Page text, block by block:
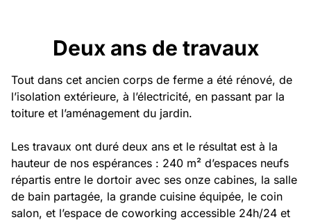
Privatisation
🇬🇧 English version
Deux ans de travaux
Tout dans cet ancien corps de ferme a été rénové, de
l’isolation extérieure, à l’électricité, en passant par la
toiture et l’aménagement du jardin.
Les travaux ont duré deux ans et le résultat est à la
hauteur de nos espérances : 240 m² d’espaces neufs
répartis entre le dortoir avec ses onze cabines, la salle
de bain partagée, la grande cuisine équipée, le coin
salon, et l’espace de coworking accessible 24h/24 et